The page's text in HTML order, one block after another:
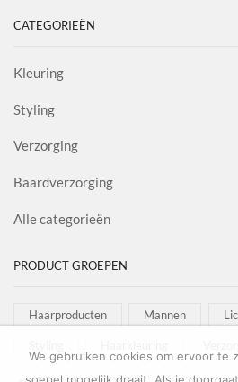
CATEGORIEËN
Kleuring
Styling
Verzorging
Baardverzorging
Alle categorieën
PRODUCT GROEPEN
Haarproducten Mannen
We gebruiken cookies om ervoor te